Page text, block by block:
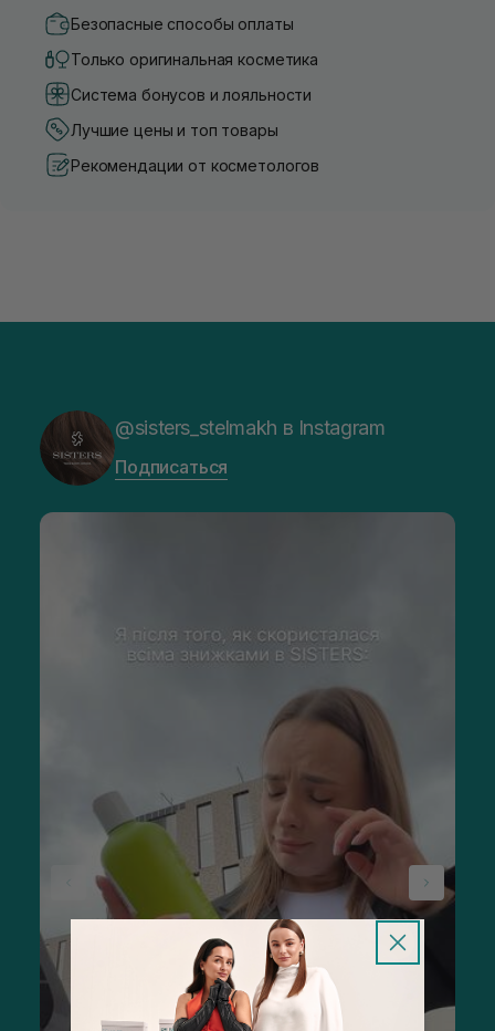
Безопасные способы оплаты
Только оригинальная косметика
Система бонусов и лояльности
Лучшие цены и топ товары
Рекомендации от косметологов
@sisters_stelmakh в Instagram
Подписаться